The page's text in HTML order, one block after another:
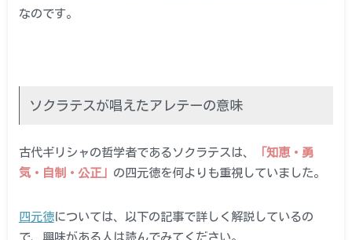
なのです。
ソクラテスが唱えたアレテーの意味
古代ギリシャの哲学者であるソクラテスは、
「知恵・勇
気・自制・公正」 の四元徳を何よりも重視していました。
四元徳については、以下の記事で詳しく解説しているの
で、興味がある人は読んでみてください。